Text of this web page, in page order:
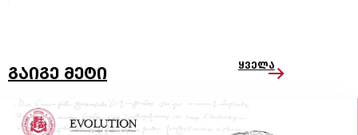
გაიგე მეტი ყველა